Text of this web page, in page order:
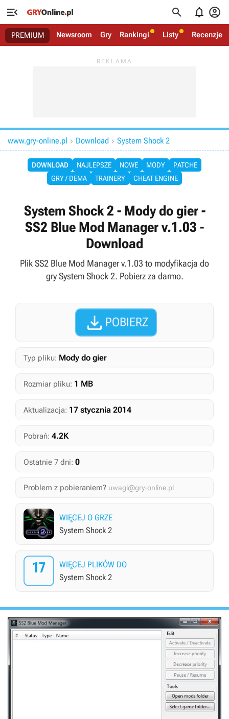
   
PREMIUM Newsroom Gry Rankingi Listy Recenzje
www.gry-online.pl  Download  System Shock 2
DOWNLOAD NAJLEPSZE NOWE MODY
PATCHE
GRY / DEMA
TRAINERY CHEAT ENGINE
System Shock 2 - Mody do gier -
SS2 Blue Mod Manager v.1.03 -
Download
Plik SS2 Blue Mod Manager v.1.03 to modyfikacja do
gry System Shock 2. Pobierz za darmo.
 POBIERZ
Typ pliku: Mody do gier
Rozmiar pliku: 1 MB
Aktualizacja: 17 stycznia 2014
Pobrań: 4.2K
Ostatnie 7 dni: 0
Problem z pobieraniem? uwagi@gry-online.pl
WIĘCEJ O GRZE
System Shock 2
17
WIĘCEJ PLIKÓW DO
System Shock 2